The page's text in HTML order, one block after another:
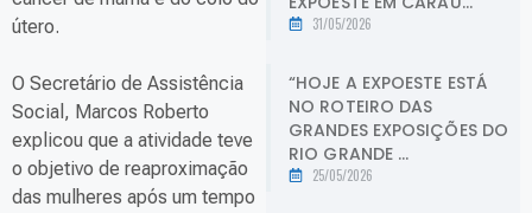
útero.
O Secretário de Assistência
Social, Marcos Roberto
explicou que a atividade teve
o objetivo de reaproximação
das mulheres após um tempo
31/05/2026
“HOJE A EXPOESTE ESTÁ
NO ROTEIRO DAS
GRANDES EXPOSIÇÕES DO
RIO GRANDE ...
25/05/2026